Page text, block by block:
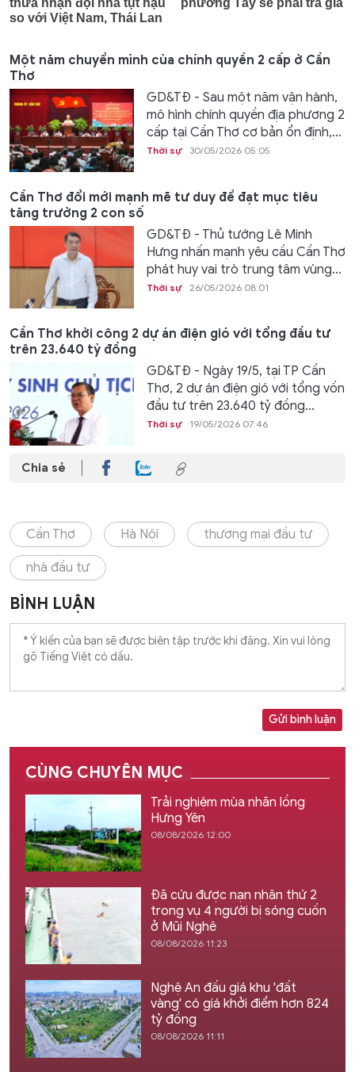
Một năm chuyển mình của chính quyền 2 cấp ở Cần
Thơ
GD&TĐ - Sau một năm vận hành,
mô hình chính quyền địa phương 2
cấp tại Cần Thơ cơ bản ổn định,...
Thời sự 30/05/2026 05:05
Cần Thơ đổi mới mạnh mẽ tư duy để đạt mục tiêu
tăng trưởng 2 con số
GD&TĐ - Thủ tướng Lê Minh
Hưng nhấn mạnh yêu cầu Cần Thơ
phát huy vai trò trung tâm vùng...
Thời sự 26/05/2026 08:01
Cần Thơ khởi công 2 dự án điện gió với tổng đầu tư
trên 23.640 tỷ đồng
GD&TĐ - Ngày 19/5, tại TP Cần
Thơ, 2 dự án điện gió với tổng vốn
đầu tư trên 23.640 tỷ đồng...
Thời sự 19/05/2026 07:46
Chia sẻ
Cần Thơ Hà Nội thương mại đầu tư
nhà đầu tư
BÌNH LUẬN
Gửi bình luận
CÙNG CHUYÊN MỤC
Trải nghiệm mùa nhãn lồng
Hưng Yên
08/08/2026 12:00
Đã cứu được nạn nhân thứ 2
trong vụ 4 người bị sóng cuốn
ở Mũi Nghê
08/08/2026 11:23
Nghệ An đấu giá khu 'đất
vàng' có giá khởi điểm hơn 824
tỷ đồng
08/08/2026 11:11